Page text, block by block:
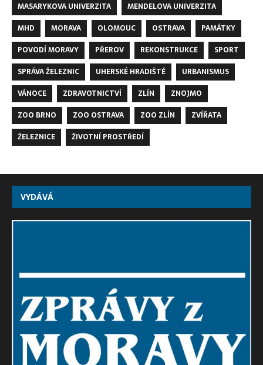
MASARYKOVA UNIVERZITA
MENDELOVA UNIVERZITA
MHD
MORAVA OLOMOUC OSTRAVA
PAMÁTKY
POVODÍ MORAVY
PŘEROV REKONSTRUKCE
SPORT
SPRÁVA ŽELEZNIC
UHERSKÉ HRADIŠTĚ
URBANISMUS
VÁNOCE
ZDRAVOTNICTVÍ ZLÍN
ZNOJMO
ZOO BRNO
ZOO OSTRAVA ZOO ZLÍN
ZVÍŘATA
ŽELEZNICE
ŽIVOTNÍ PROSTŘEDÍ
VYDÁVÁ